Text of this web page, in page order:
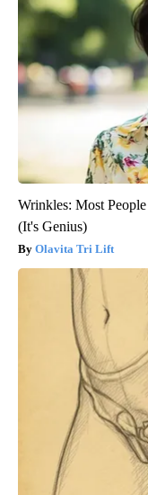
Wrinkles: Most
(It's Genius)
Olavita Tri Lift